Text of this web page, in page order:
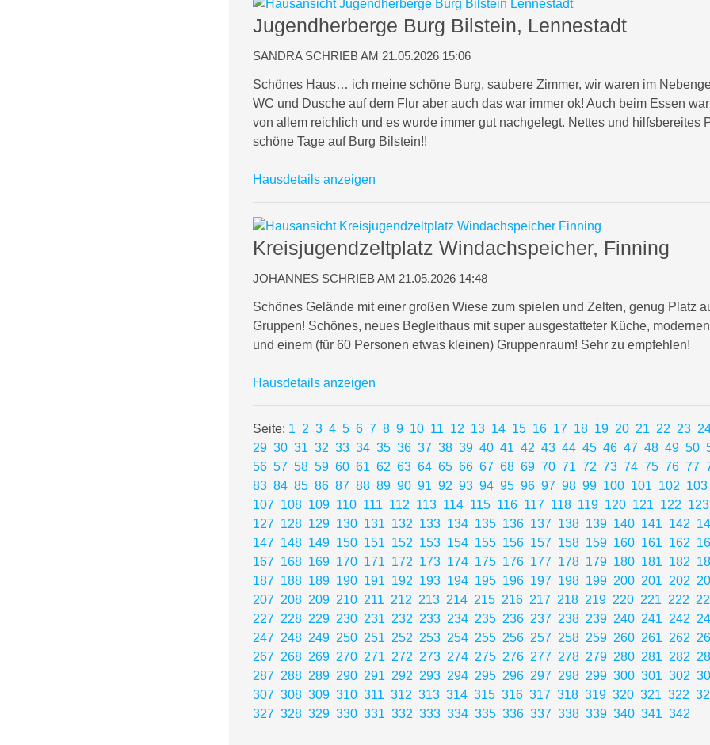
Jugendherberge Burg Bilstein, Lennestadt
SANDRA SCHRIEB AM 21.05.2026 15:06
Schönes Haus… ich meine schöne Burg, saubere Zimmer, wir waren im
WC und Dusche auf dem Flur aber auch das war immer ok! Auch beim Essen
von allem reichlich und es wurde immer gut nachgelegt. Nettes und hilfsbereites
schöne Tage auf Burg Bilstein!!
Hausdetails anzeigen
Kreisjugendzeltplatz Windachspeicher, Finning
JOHANNES SCHRIEB AM 21.05.2026 14:48
Schönes Gelände mit einer großen Wiese zum spielen und Zelten, genug Platz
Gruppen! Schönes, neues Begleithaus mit super ausgestatteter Küche,
und einem (für 60 Personen etwas kleinen) Gruppenraum! Sehr zu empfehlen!
Hausdetails anzeigen
Seite: 1 2 3 4 5 6 7 8 9 10 11 12 13 14 15 16 17 18 19 20 21 22 23
29 30 31 32 33 34 35 36 37 38 39 40 41 42 43 44 45 46 47 48 49 50
56 57 58 59 60 61 62 63 64 65 66 67 68 69 70 71 72 73 74 75 76 77
83 84 85 86 87 88 89 90 91 92 93 94 95 96 97 98 99 100 101 102 103
107 108 109 110 111 112 113 114 115 116 117 118 119 120 121 122 123
127 128 129 130 131 132 133 134 135 136 137 138 139 140 141 142
147 148 149 150 151 152 153 154 155 156 157 158 159 160 161 162
167 168 169 170 171 172 173 174 175 176 177 178 179 180 181 182
187 188 189 190 191 192 193 194 195 196 197 198 199 200 201 202
207 208 209 210 211 212 213 214 215 216 217 218 219 220 221 222
227 228 229 230 231 232 233 234 235 236 237 238 239 240 241 242
247 248 249 250 251 252 253 254 255 256 257 258 259 260 261 262
267 268 269 270 271 272 273 274 275 276 277 278 279 280 281 282
287 288 289 290 291 292 293 294 295 296 297 298 299 300 301 302
307 308 309 310 311 312 313 314 315 316 317 318 319 320 321 322
327 328 329 330 331 332 333 334 335 336 337 338 339 340 341 342